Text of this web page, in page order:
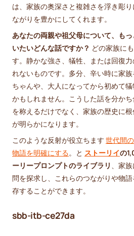
は、家族の奥深さと複雑さを浮き彫
ながりを豊かにしてくれます。
あなたの両親や祖父母について、も
いたいどんな話ですか？ どの家族に
す。静かな強さ、犠牲、または回復
れないものです。多分、辛い時に家
ちゃんや、大人になってから初めて
かもしれません。こうした話を分か
を称えるだけでなく、家族の歴史に
が明らかになります。
このような反射が役立ちます 世代間
物語を明確にする。と ストーリイの
ーリープロンプトのライブラリ 、家
問を探求し、これらのつながりや物
存することができます。
sbb-itb-ce27da